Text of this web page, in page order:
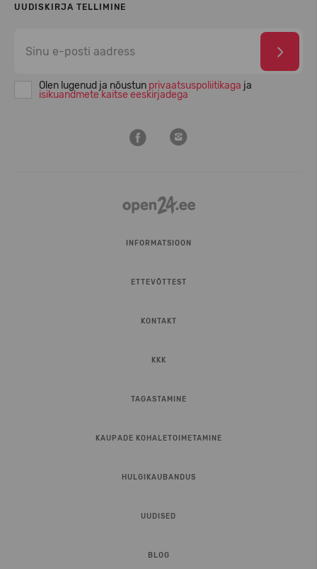
UUDISKIRJA TELLIMINE
Olen lugenud ja nõustun privaatsuspoliitikaga ja
isikuandmete kaitse eeskirjadega
INFORMATSIOON
ETTEVÕTTEST
KONTAKT
KKK
TAGASTAMINE
KAUPADE KOHALETOIMETAMINE
HULGIKAUBANDUS
UUDISED
BLOG